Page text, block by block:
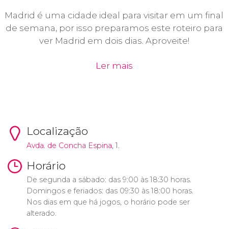
Madrid é uma cidade ideal para visitar em um final
de semana, por isso preparamos este roteiro para
ver Madrid em dois dias. Aproveite!
Ler mais
Localização
Avda. de Concha Espina, 1.
Horário
De segunda a sábado: das 9:00 às 18:30 horas.
Domingos e feriados: das 09:30 às 18:00 horas.
Nos dias em que há jogos, o horário pode ser
alterado.